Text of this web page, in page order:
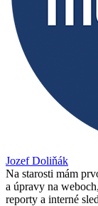
Jozef Doliňák
Na starosti mám
a úpravy na
reporty a interné